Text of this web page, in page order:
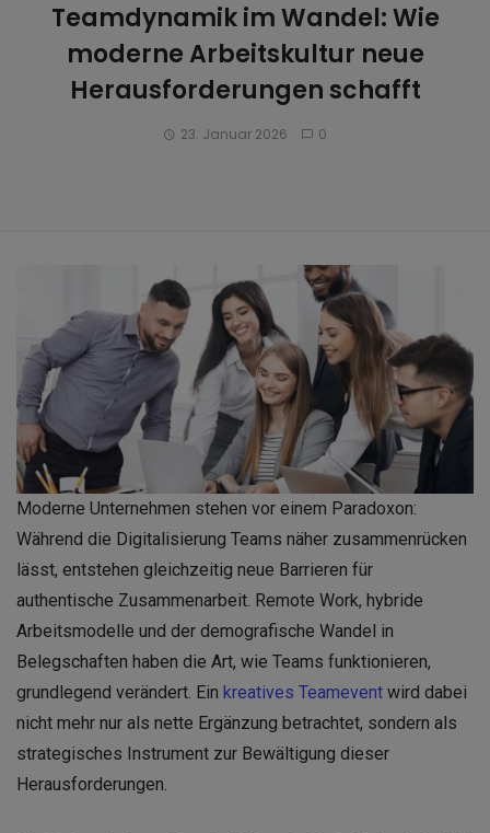
Teamdynamik im Wandel: Wie
moderne Arbeitskultur neue
Herausforderungen schafft
23. Januar 2026 0
Moderne Unternehmen stehen vor einem Paradoxon:
Während die Digitalisierung Teams näher zusammenrücken
lässt, entstehen gleichzeitig neue Barrieren für
authentische Zusammenarbeit. Remote Work, hybride
Arbeitsmodelle und der demografische Wandel in
Belegschaften haben die Art, wie Teams funktionieren,
grundlegend verändert. Ein kreatives Teamevent wird dabei
nicht mehr nur als nette Ergänzung betrachtet, sondern als
strategisches Instrument zur Bewältigung dieser
Herausforderungen.